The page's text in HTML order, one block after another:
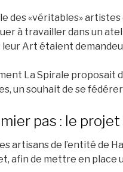
des «véritables»
à travailler dans un
leur Art étaient
La Spirale proposait
un souhait de se
pas : le projet
artisans de l’entité de
afin de mettre en place